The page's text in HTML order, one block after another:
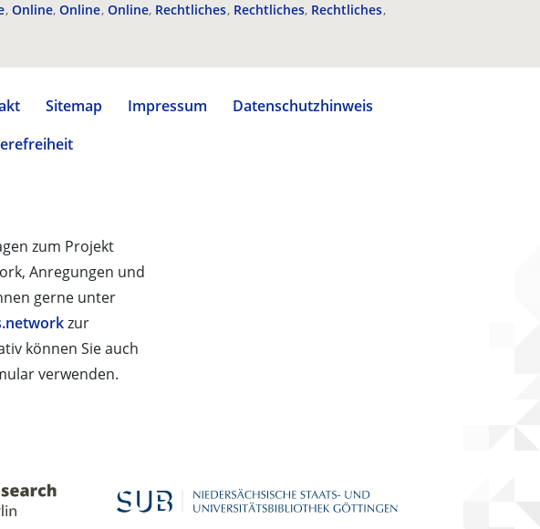
Online Online Online Rechtliches Rechtliches Rechtliches
Sitemap Impressum
Datenschutzhinweis
zum Projekt
Anregungen und
gerne unter
zur
können Sie auch
verwenden.